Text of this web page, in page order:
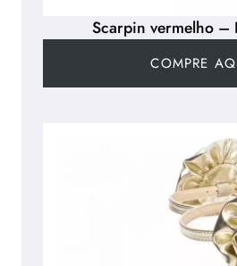
Scarpin vermelho –
COMPRE